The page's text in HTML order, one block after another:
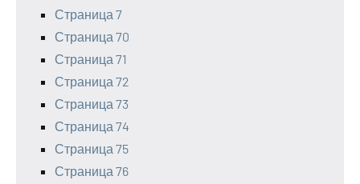
Страница 7
Страница 70
Страница 71
Страница 72
Страница 73
Страница 74
Страница 75
Страница 76